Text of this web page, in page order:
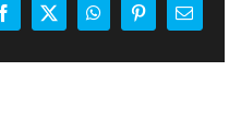
Facebook
X WhatsAppPinterest
E-